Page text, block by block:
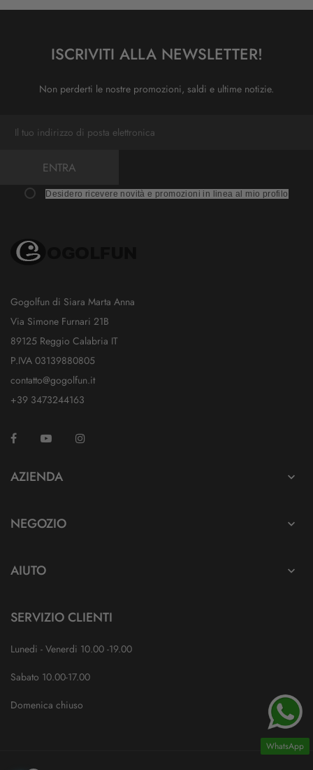
ISCRIVITI ALLA NEWSLETTER!
Non perderti le nostre promozioni, saldi e ultime notizie.
ENTRA
Desidero ricevere novità e promozioni in linea al mio profilo
Gogolfun di Siara Marta Anna
Via Simone Furnari 21B
89125 Reggio Calabria IT
P.IVA 03139880805
contatto@gogolfun.it
+39 3473244163
Facebook YouTube
AZIENDA 
NEGOZIO 
AIUTO 
SERVIZIO CLIENTI
Lunedi - Venerdi 10.00 -19.00
Sabato 10.00-17.00
Domenica chiuso
WhatsApp